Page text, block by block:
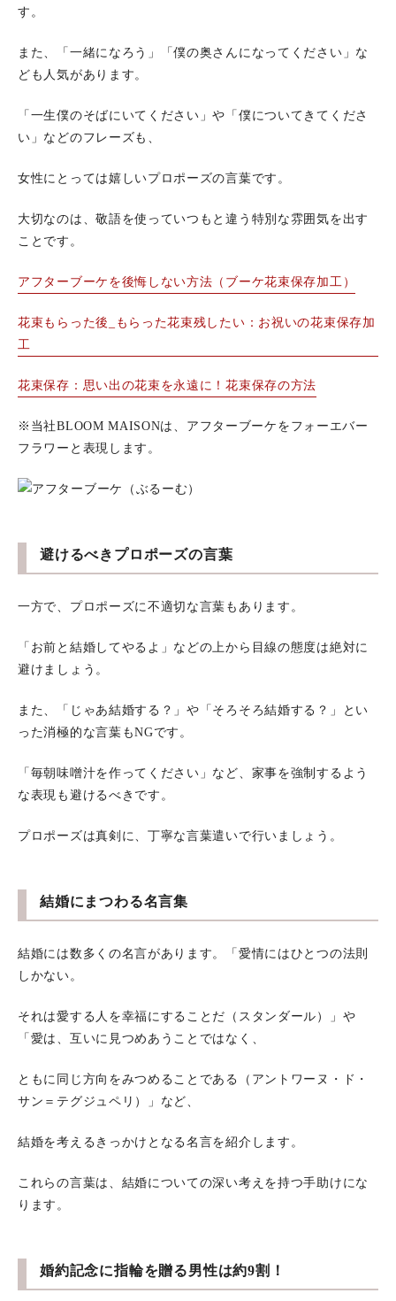
す。
また、「一緒になろう」「僕の奥さんになってください」な
ども人気があります。
「一生僕のそばにいてください」や「僕についてきてくださ
い」などのフレーズも、
女性にとっては嬉しいプロポーズの言葉です。
大切なのは、敬語を使っていつもと違う特別な雰囲気を出す
ことです。
アフターブーケを後悔しない方法（ブーケ花束保存加工）
花束もらった後_もらった花束残したい：お祝いの花束保存加
工
花束保存：思い出の花束を永遠に！花束保存の方法
※当社BLOOM MAISONは、アフターブーケをフォーエバー
フラワーと表現します。
避けるべきプロポーズの言葉
一方で、プロポーズに不適切な言葉もあります。
「お前と結婚してやるよ」などの上から目線の態度は絶対に
避けましょう。
また、「じゃあ結婚する？」や「そろそろ結婚する？」とい
った消極的な言葉もNGです。
「毎朝味噌汁を作ってください」など、家事を強制するよう
な表現も避けるべきです。
プロポーズは真剣に、丁寧な言葉遣いで行いましょう。
結婚にまつわる名言集
結婚には数多くの名言があります。「愛情にはひとつの法則
しかない。
それは愛する人を幸福にすることだ（スタンダール）」や
「愛は、互いに見つめあうことではなく、
ともに同じ方向をみつめることである（アントワーヌ・ド・
サン＝テグジュペリ）」など、
結婚を考えるきっかけとなる名言を紹介します。
これらの言葉は、結婚についての深い考えを持つ手助けにな
ります。
婚約記念に指輪を贈る男性は約9割！